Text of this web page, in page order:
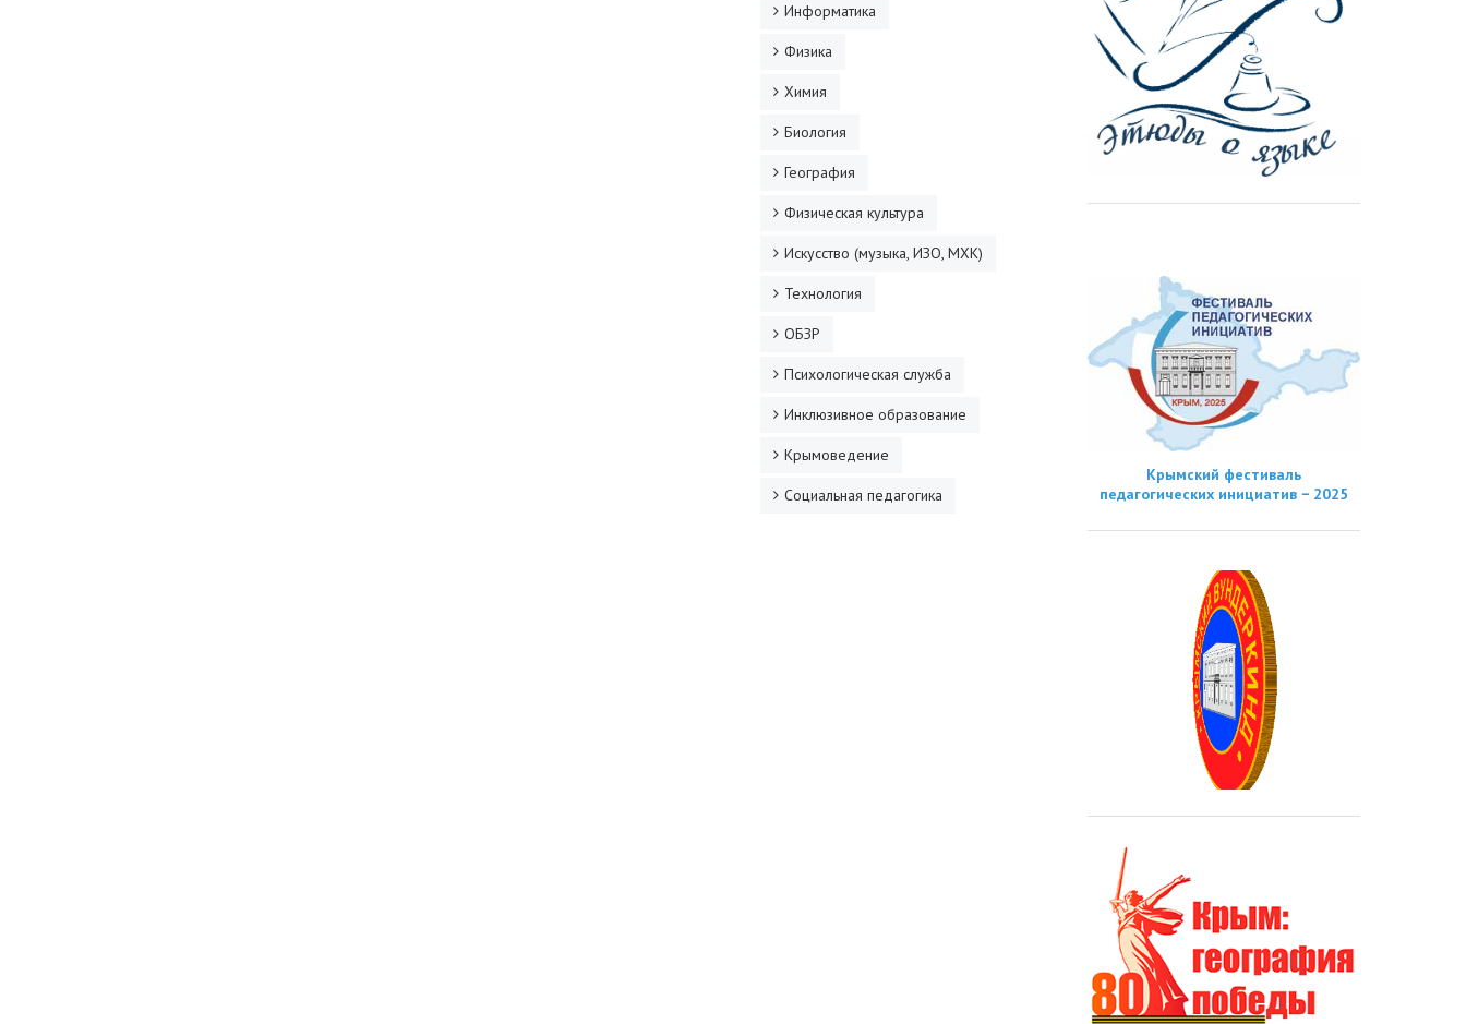
Информатика
Физика
Химия
Биология
География
Физическая культура
Искусство (музыка, ИЗО, МХК)
Технология
ОБЗР
Психологическая служба
Инклюзивное образование
Крымоведение
Социальная педагогика
Крымский фестиваль
педагогических инициатив − 2025